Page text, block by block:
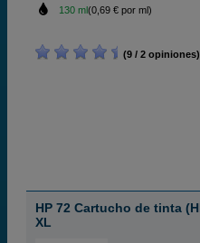
130 ml(0,69 € por ml)
(9 / 2 opiniones)
HP 72 Cartucho de tinta
XL